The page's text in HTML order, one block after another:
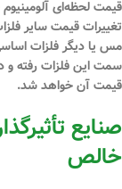
قیمت لحظه‌ای
تغییرات قیمت سایر
مس یا دیگر فلزات
سمت این فلزات رفته و
قیمت آن خواهد شد.
صنایع
خالص